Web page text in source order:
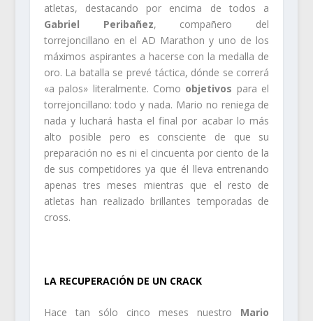
atletas, destacando por encima de todos a
Gabriel Peribañez, compañero del
torrejoncillano en el AD Marathon y uno de los
máximos aspirantes a hacerse con la medalla de
oro. La batalla se prevé táctica, dónde se correrá
«a palos» literalmente. Como objetivos para el
torrejoncillano: todo y nada. Mario no reniega de
nada y luchará hasta el final por acabar lo más
alto posible pero es consciente de que su
preparación no es ni el cincuenta por ciento de la
de sus competidores ya que él lleva entrenando
apenas tres meses mientras que el resto de
atletas han realizado brillantes temporadas de
cross.
LA RECUPERACIÓN DE UN CRACK
Hace tan sólo cinco meses nuestro Mario